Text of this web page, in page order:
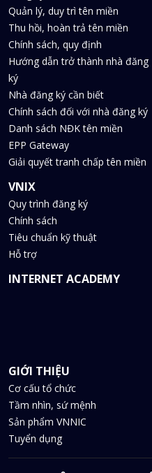
Quản lý, duy trì tên miền
Thu hồi, hoàn trả tên miền
Chính sách, quy định
Hướng dẫn trở thành nhà đăng
ký
Nhà đăng ký cần biết
Chính sách đối với nhà đăng ký
Danh sách NĐK tên miền
EPP Gateway
Giải quyết tranh chấp tên miền
VNIX
Quy trình đăng ký
Chính sách
Tiêu chuẩn kỹ thuật
Hỗ trợ
INTERNET ACADEMY
GIỚI THIỆU
Cơ cấu tổ chức
Tầm nhìn, sứ mệnh
Sản phẩm VNNIC
Tuyển dụng